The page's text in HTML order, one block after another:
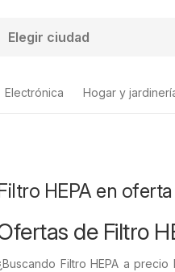
Electrónica Hogar y
HEPA en
de Filtro
Filtro HEPA a